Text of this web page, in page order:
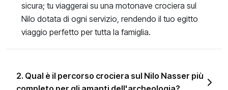
sicura; tu viaggerai su una motonave crociera sul
Nilo dotata di ogni servizio, rendendo il tuo egitto
viaggio perfetto per tutta la famiglia.
2. Qual è il percorso crociera sul Nilo Nasser più